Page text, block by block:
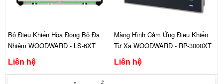
Bộ Điều Khiển Hòa Đồng Bộ Đa
Nhiệm WOODWARD - LS-6XT
Liên hệ
Màng Hình Cảm Ứng Điều Khiển
Từ Xa WOODWARD - RP-3000XT
Liên hệ